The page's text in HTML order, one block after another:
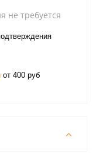
не требуется
от 400 руб